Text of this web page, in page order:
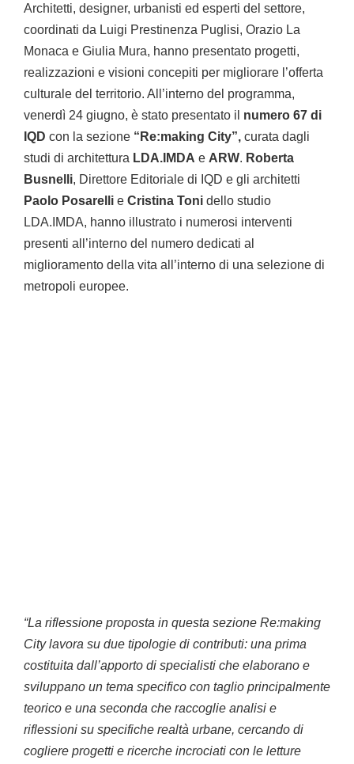
Architetti, designer, urbanisti ed esperti del settore,
coordinati da Luigi Prestinenza Puglisi, Orazio La
Monaca e Giulia Mura, hanno presentato progetti,
realizzazioni e visioni concepiti per migliorare l’offerta
culturale del territorio. All’interno del programma,
venerdì 24 giugno, è stato presentato il numero 67 di
IQD con la sezione “Re:making City”, curata dagli
studi di architettura LDA.IMDA e ARW. Roberta
Busnelli, Direttore Editoriale di IQD e gli architetti
Paolo Posarelli e Cristina Toni dello studio
LDA.IMDA, hanno illustrato i numerosi interventi
presenti all’interno del numero dedicati al
miglioramento della vita all’interno di una selezione di
metropoli europee.
“La riflessione proposta in questa sezione Re:making
City lavora su due tipologie di contributi: una prima
costituita dall’apporto di specialisti che elaborano e
sviluppano un tema specifico con taglio principalmente
teorico e una seconda che raccoglie analisi e
riflessioni su specifiche realtà urbane, cercando di
cogliere progetti e ricerche incrociati con le letture